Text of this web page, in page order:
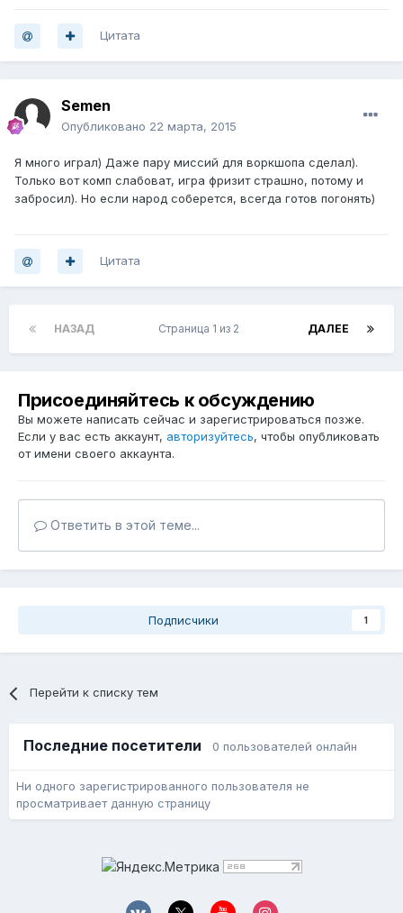
Цитата
Semen
Опубликовано 22 марта, 2015
Я много играл) Даже пару миссий для воркшопа сделал).
Только вот комп слабоват, игра фризит страшно, потому и
забросил). Но если народ соберется, всегда готов погонять)
Цитата
НАЗАД ДАЛЕЕ
Страница 1 из 2
Присоединяйтесь к обсуждению
Вы можете написать сейчас и зарегистрироваться позже.
Если у вас есть аккаунт, авторизуйтесь, чтобы опубликовать
от имени своего аккаунта.
Ответить в этой теме...
Подписчики 1
Перейти к списку тем
Последние посетители 0 пользователей онлайн
Ни одного зарегистрированного пользователя не
просматривает данную страницу